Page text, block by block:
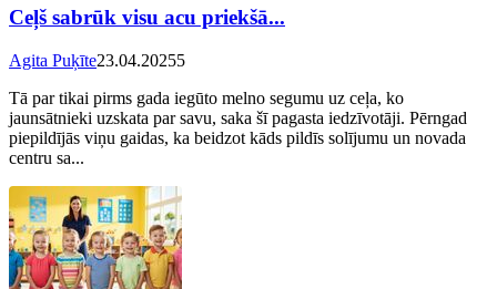
Ceļš sabrūk visu acu priekšā...
Agita Puķīte23.04.20255
Tā par tikai pirms gada iegūto melno segumu uz ceļa, ko
jaunsātnieki uzskata par savu, saka šī pagasta iedzīvotāji. Pērngad
piepildījās viņu gaidas, ka beidzot kāds pildīs solījumu un novada
centru sa...